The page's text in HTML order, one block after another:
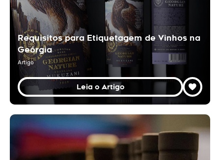
Requisitos para Etiquetagem de Vinhos na
Geórgia
Artigo
Leia o Artigo